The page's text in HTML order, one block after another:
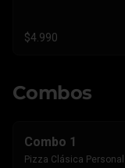
$4.990
Combos
Combo 1
Pizza Clásica